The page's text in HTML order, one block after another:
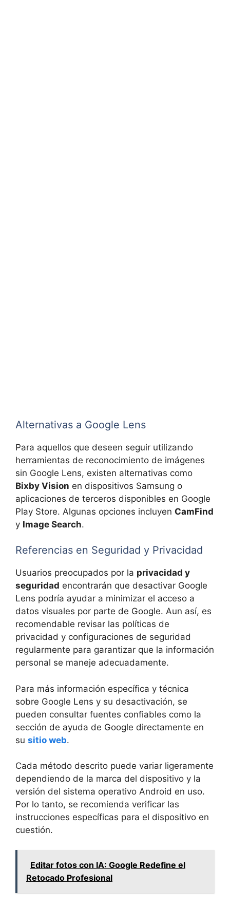
Alternativas a Google Lens
Para aquellos que deseen seguir utilizando
herramientas de reconocimiento de imágenes
sin Google Lens, existen alternativas como
Bixby Vision en dispositivos Samsung o
aplicaciones de terceros disponibles en Google
Play Store. Algunas opciones incluyen CamFind
y Image Search.
Referencias en Seguridad y Privacidad
Usuarios preocupados por la privacidad y
seguridad encontrarán que desactivar Google
Lens podría ayudar a minimizar el acceso a
datos visuales por parte de Google. Aun así, es
recomendable revisar las políticas de
privacidad y configuraciones de seguridad
regularmente para garantizar que la información
personal se maneje adecuadamente.
Para más información específica y técnica
sobre Google Lens y su desactivación, se
pueden consultar fuentes confiables como la
sección de ayuda de Google directamente en
su sitio web.
Cada método descrito puede variar ligeramente
dependiendo de la marca del dispositivo y la
versión del sistema operativo Android en uso.
Por lo tanto, se recomienda verificar las
instrucciones específicas para el dispositivo en
cuestión.
Editar fotos con IA: Google Redefine el
Retocado Profesional